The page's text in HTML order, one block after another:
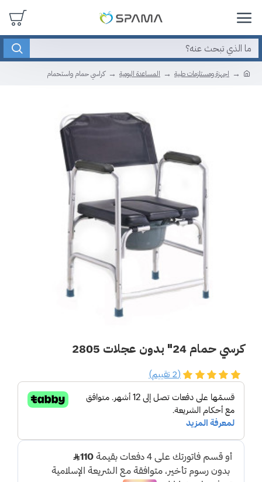
اجهزة ومستلزمات طبية المساعدة اليومية كراسي حمام واستحمام
كرسي حمام 24" بدون عجلات 2805
(2 تقييم)